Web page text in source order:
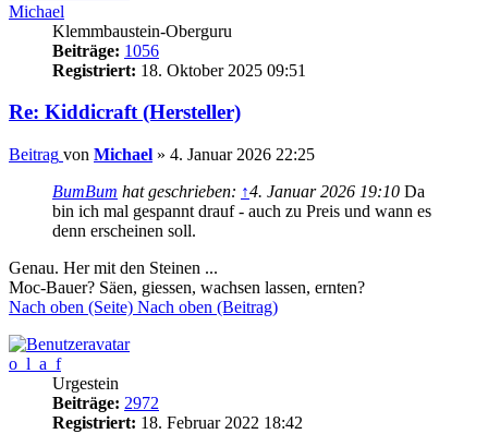
Michael
Klemmbaustein-Oberguru
Beiträge: 1056
Registriert: 18. Oktober 2025 09:51
Re: Kiddicraft (Hersteller)
Beitrag von Michael » 4. Januar 2026 22:25
BumBum hat geschrieben: ↑4. Januar 2026 19:10 Da
bin ich mal gespannt drauf - auch zu Preis und wann es
denn erscheinen soll.
Genau. Her mit den Steinen ...
Moc-Bauer? Säen, giessen, wachsen lassen, ernten?
Nach oben (Seite) Nach oben (Beitrag)
o_l_a_f
Urgestein
Beiträge: 2972
Registriert: 18. Februar 2022 18:42